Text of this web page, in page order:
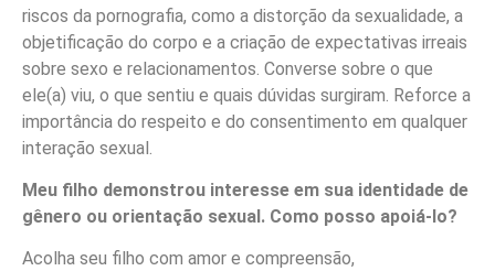
riscos da pornografia, como a distorção da sexualidade, a
objetificação do corpo e a criação de expectativas irreais
sobre sexo e relacionamentos. Converse sobre o que
ele(a) viu, o que sentiu e quais dúvidas surgiram. Reforce a
importância do respeito e do consentimento em qualquer
interação sexual.
Meu filho demonstrou interesse em sua identidade de
gênero ou orientação sexual. Como posso apoiá-lo?
Acolha seu filho com amor e compreensão,